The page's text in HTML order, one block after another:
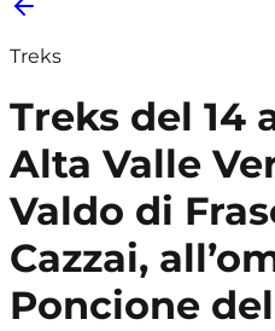
Treks
Treks del 14
Alta Valle
Valdo di
Cazzai,
Poncione